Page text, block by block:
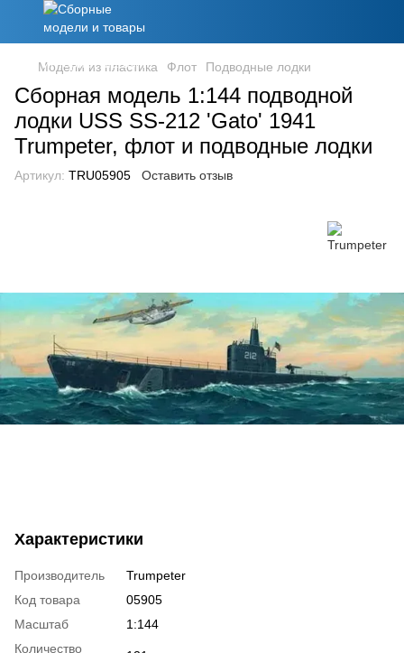
Модели из пластика Флот Подводные лодки
Сборная модель 1:144 подводной
лодки USS SS-212 'Gato' 1941
Trumpeter, флот и подводные лодки
Артикул: TRU05905 Оставить отзыв
Характеристики
Производитель
Trumpeter
Код товара
05905
Масштаб
1:144
Количество